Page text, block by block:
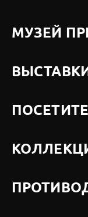
МУЗЕЙ